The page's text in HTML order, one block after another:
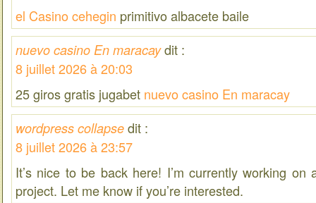
el Casino cehegin primitivo albacete baile
nuevo casino En maracay dit :
8 juillet 2026 à 20:03
25 giros gratis jugabet nuevo casino En maracay
wordpress collapse dit :
8 juillet 2026 à 23:57
It’s nice to be back here! I’m currently working on
project. Let me know if you’re interested.